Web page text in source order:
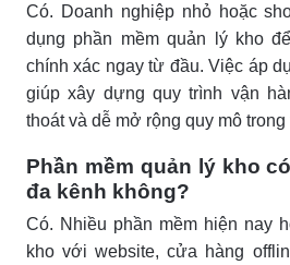
Có. Doanh nghiệp nhỏ hoặc
dụng phần mềm quản lý kho
chính xác ngay từ đầu. Việc áp
giúp xây dựng quy trình vận
thoát và dễ mở rộng quy mô
Phần mềm quản lý kho
đa kênh không?
Có. Nhiều phần mềm hiện nay
kho với website, cửa hàng